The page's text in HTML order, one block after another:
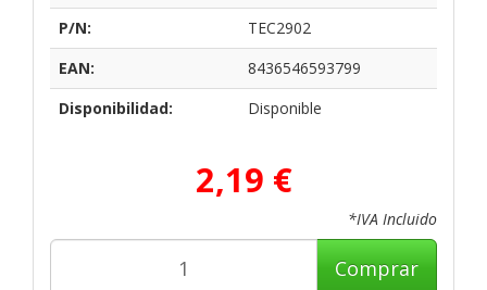
P/N:
TEC2902
EAN:
8436546593799
Disponibilidad:
Disponible
2,19 €
*IVA Incluido
Comprar